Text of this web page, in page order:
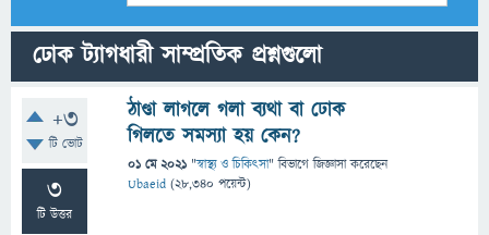
ঢোক ট্যাগধারী সাম্প্রতিক প্রশ্নগুলো
+3
টি ভোট
3
টি উত্তর
ঠাণ্ডা লাগলে গলা ব্যথা বা ঢোক
গিলতে সমস্যা হয় কেন?
01 মে 2021 "স্বাস্থ্য ও চিকিৎসা" বিভাগে জিজ্ঞাসাকরেছেন
Ubaeid (28,340 পয়েন্ট)